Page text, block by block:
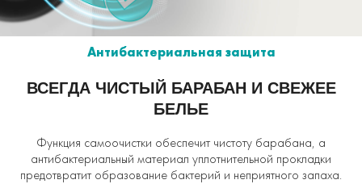
Антибактериальная защита
ВСЕГДА ЧИСТЫЙ БАРАБАН И СВЕЖЕЕ
БЕЛЬЕ
Функция самоочистки обеспечит чистоту барабана, а
антибактериальный материал уплотнительной прокладки
предотвратит образование бактерий и неприятного запаха.